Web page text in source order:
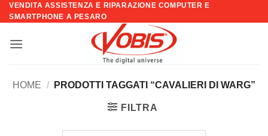
Salta
ai
VENDITA ASSISTENZA E RIPARAZIONE COMPUTER E
SMARTPHONE A PESARO
HOME / PRODOTTI TAGGATI “CAVALIERI DI WARG”
FILTRA